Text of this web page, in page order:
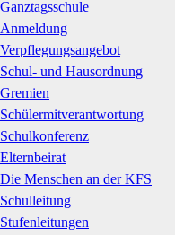
Ganztagsschule
Anmeldung
Verpflegungsangebot
Schul- und Hausordnung
Gremien
Schülermitverantwortung
Schulkonferenz
Elternbeirat
Die Menschen an der KFS
Schulleitung
Stufenleitungen